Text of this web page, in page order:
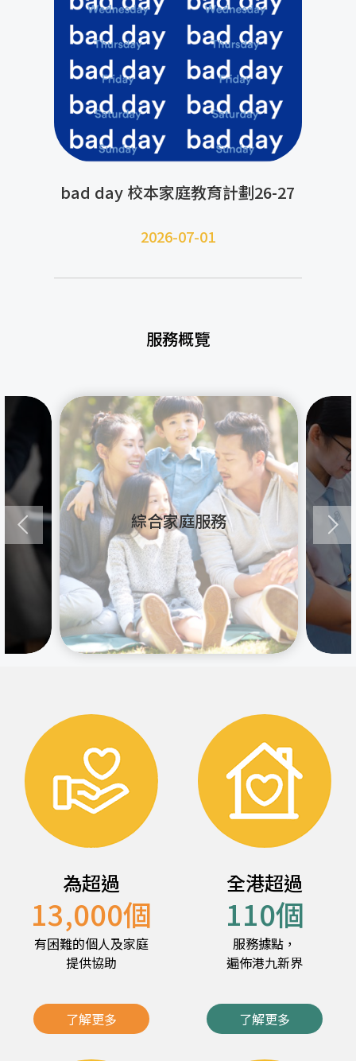
bad day 校本家庭教育計劃26-27
2026-07-01
服務概覽
綜合家庭服務
為超過
13,000個
有困難的個人及家庭
提供協助
了解更多
全港超過
110個
服務據點，
遍佈港九新界
了解更多